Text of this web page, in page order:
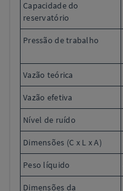
Capacidade do
reservatório
Pressão de trabalho
Vazão teórica
Vazão efetiva
Nível de ruído
Dimensões (C x L x A)
Peso líquido
Dimensões da